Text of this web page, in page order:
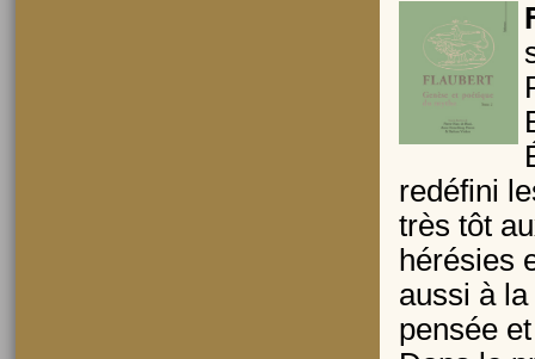
redéfini
très tôt
hérésies
aussi à
pensée